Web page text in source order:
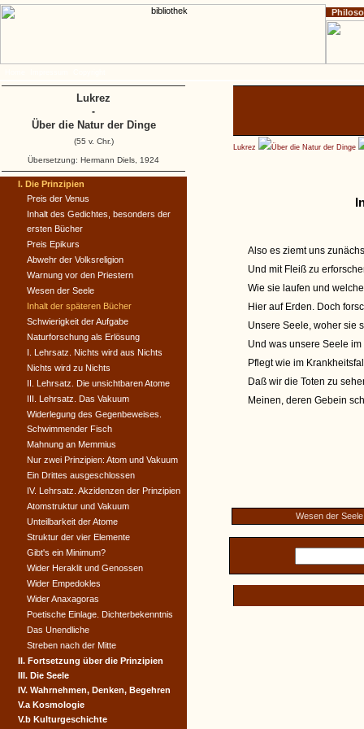
Lukrez Über die Natur der Dinge
Also es ziemt uns
Und mit Fleiß zu
Wie sie laufen und
Hier auf Erden. Doch
Unsere Seele, woher sie
Und was unsere Seele
Pflegt wie im
Daß wir die Toten zu
Meinen, deren Gebein
Wesen der Seele
I. Die Prinzipien
Preis der Venus
Inhalt des Gedichtes, besonders der
ersten Bücher
Preis Epikurs
Abwehr der Volksreligion
Warnung vor den Priestern
Wesen der Seele
Inhalt der späteren Bücher
Schwierigkeit der Aufgabe
Naturforschung als Erlösung
I. Lehrsatz. Nichts wird aus Nichts
Nichts wird zu Nichts
II. Lehrsatz. Die unsichtbaren Atome
III. Lehrsatz. Das Vakuum
Widerlegung des Gegenbeweises.
Schwimmender Fisch
Mahnung an Memmius
Nur zwei Prinzipien: Atom und Vakuum
Ein Drittes ausgeschlossen
IV. Lehrsatz. Akzidenzen der Prinzipien
Atomstruktur und Vakuum
Unteilbarkeit der Atome
Struktur der vier Elemente
Gibt's ein Minimum?
Wider Heraklit und Genossen
Wider Empedokles
Wider Anaxagoras
Poetische Einlage. Dichterbekenntnis
Das Unendliche
Streben nach der Mitte
II. Fortsetzung über die Prinzipien
III. Die Seele
IV. Wahrnehmen, Denken, Begehren
V.a Kosmologie
V.b Kulturgeschichte
Lukrez
-
Über die Natur der Dinge
(55 v. Chr.)
Übersetzung: Hermann Diels, 1924